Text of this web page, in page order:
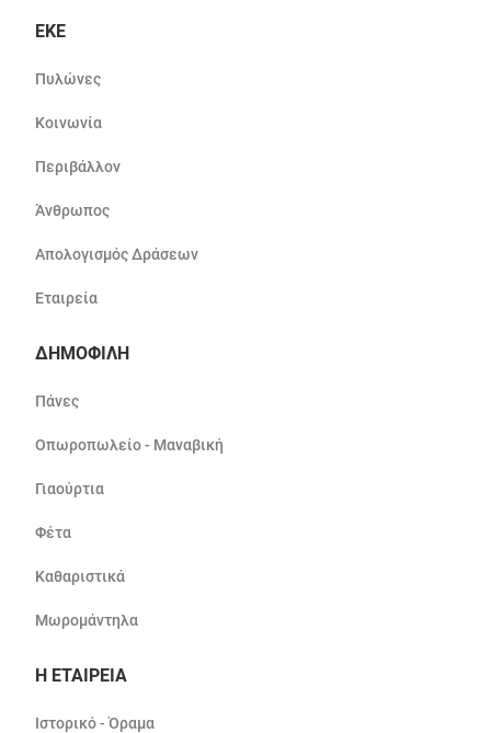
ΕΚΕ
Πυλώνες
Κοινωνία
Περιβάλλον
Άνθρωπος
Απολογισμός Δράσεων
Εταιρεία
ΔΗΜΟΦΙΛΗ
Πάνες
Οπωροπωλείο - Μαναβική
Γιαούρτια
Φέτα
Καθαριστικά
Μωρομάντηλα
Η ΕΤΑΙΡΕΙΑ
Ιστορικό - Όραμα